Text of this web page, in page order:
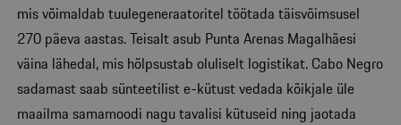
mis võimaldab tuulegeneraatoritel töötada täisvõimsusel
270 päeva aastas. Teisalt asub Punta Arenas Magalhãesi
väina lähedal, mis hõlpsustab oluliselt logistikat. Cabo Negro
sadamast saab sünteetilist e-kütust vedada kõikjale üle
maailma samamoodi nagu tavalisi kütuseid ning jaotada